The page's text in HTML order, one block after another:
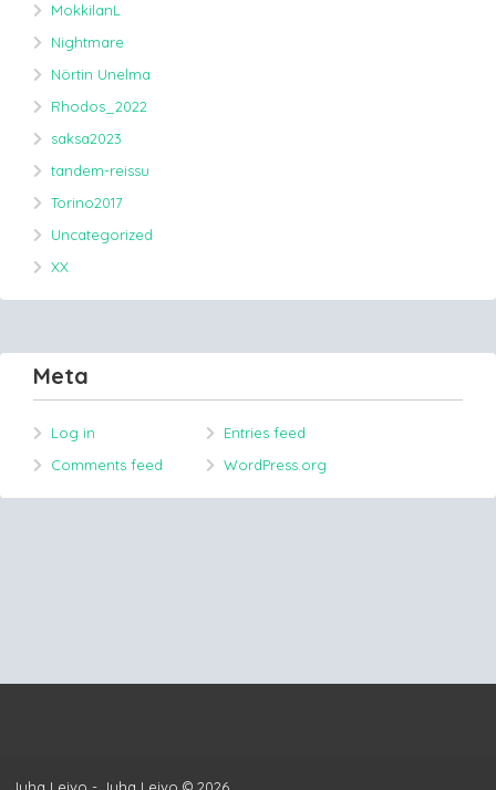
MokkilanL
Nightmare
Nörtin Unelma
Rhodos_2022
saksa2023
tandem-reissu
Torino2017
Uncategorized
XX
Meta
Log in
Entries feed
Comments feed
WordPress.org